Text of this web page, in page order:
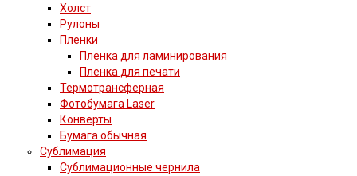
Холст
Рулоны
Пленки
Пленка для ламинирования
Пленка для печати
Термотрансферная
Фотобумага Laser
Конверты
Бумага обычная
Сублимация
Сублимационные чернила